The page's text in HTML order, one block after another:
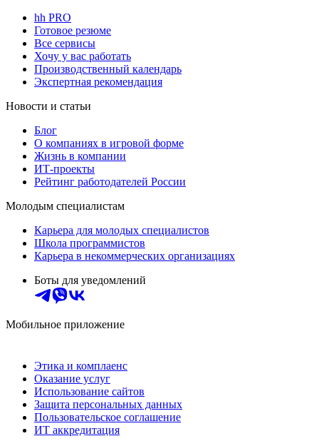
hh PRO
Готовое резюме
Все сервисы
Хочу у вас работать
Производственный календарь
Экспертная рекомендация
Новости и статьи
Блог
О компаниях в игровой форме
Жизнь в компании
ИТ-проекты
Рейтинг работодателей России
Молодым специалистам
Карьера для молодых специалистов
Школа программистов
Карьера в некоммерческих организациях
Боты для уведомлений
Мобильное приложение
Этика и комплаенс
Оказание услуг
Использование сайтов
Защита персональных данных
Пользовательское соглашение
ИТ аккредитация